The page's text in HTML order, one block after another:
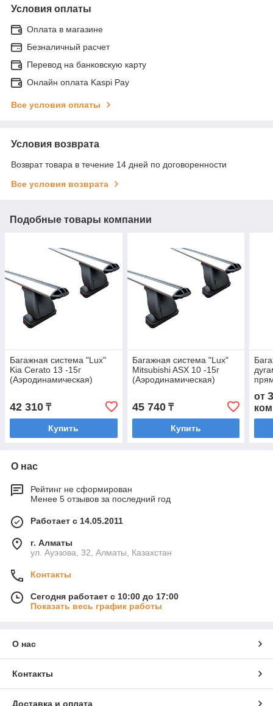
Условия оплаты
Оплата в магазине
Безналичный расчет
Перевод на банковскую карту
Онлайн оплата Kaspi Pay
Все условия оплаты
Условия возврата
Возврат товара в течение 14 дней по договоренности
Все условия возврата
Подобные товары компании
Багажная система "Lux"
Kia Cerato 13 -15г
(Аэродинамическая)
42 310 ₸
Купить
Багажная система "Lux"
Mitsubishi ASX 10 -15г
(Аэродинамическая)
45 740₸
Купить
от
О нас
Рейтинг не сформирован
Менее 5 отзывов за последний год
Работает с 14.05.2011
г. Алматы
ул. Ауэзова, 32, Алматы, Казахстан
Контакты
Сегодня работает с 10:00 до 17:00
Показать весь график работы
О нас
Контакты
Доставка и оплата